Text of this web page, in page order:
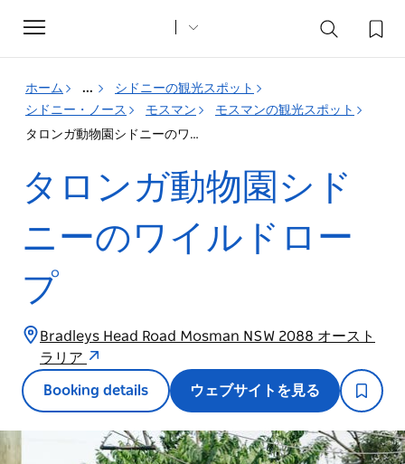
Toggle
navigation
ホーム ...
シドニーの観光スポット
シドニー・ノース
モスマン
モスマンの観光スポット
タロンガ動物園シドニーのワイルドロープ
タロンガ動物園シド
ニーのワイルドロー
プ
Bradleys Head Road Mosman NSW 2088 オースト
ラリア
Booking details ウェブサイトを見る